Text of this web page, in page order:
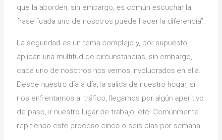
que la aborden, sin embargo, es común escuchar la
frase “cada uno de nosotros puede hacer la diferencia”.
La seguridad es un tema complejo y, por supuesto,
aplican una multitud de circunstancias, sin embargo,
cada uno de nosotros nos vemos involucrados en ella.
Desde nuestro día a día, la salida de nuestro hogar, si
nos enfrentamos al tráfico, llegamos por algún aperitivo
de paso, ir nuestro lugar de trabajo, etc. Comúnmente
repitiendo este proceso cinco o seis días por semana.